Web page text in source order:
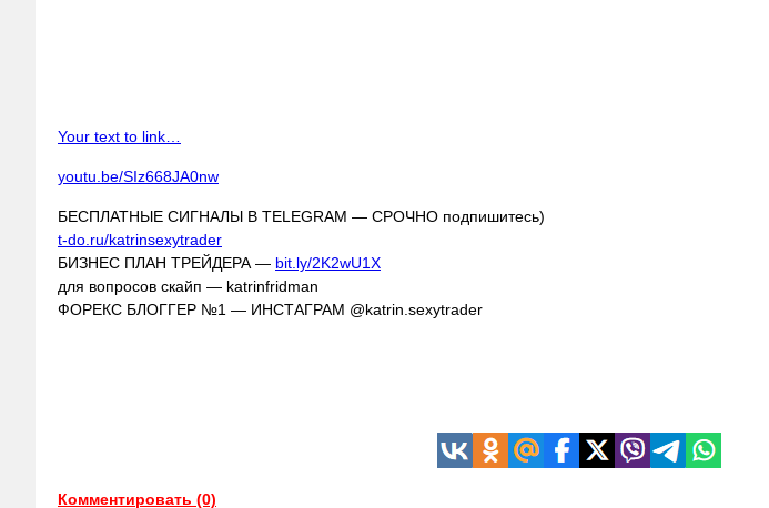
Your text to link…
youtu.be/SIz668JA0nw
БЕСПЛАТНЫЕ СИГНАЛЫ В TELEGRAM — СРОЧНО подпишитесь)
t-do.ru/katrinsexytrader
БИЗНЕС ПЛАН ТРЕЙДЕРА — bit.ly/2K2wU1X
для вопросов скайп — katrinfridman
ФОРЕКС БЛОГГЕР №1 — ИНСТАГРАМ @katrin.sexytrader
Комментировать (0)